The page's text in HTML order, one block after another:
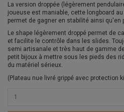
La version droppée (légèrement
joueuse est maniable, cette longboard
permet de gagner en stabilité ainsi qu'en
Le shape légèrement droppé permet de
et facilite le contrôle dans les slides.
semi artisanale et très haut de gamme
petit bijoux à mettre sous les pieds des
du matériel sérieux.
(Plateau nue livré grippé avec protection